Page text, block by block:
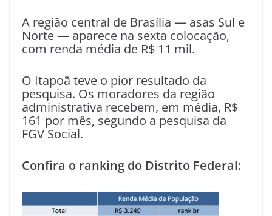
A região central de Brasília — asas Sul e
Norte — aparece na sexta colocação,
com renda média de R$ 11 mil.
O Itapoã teve o pior resultado da
pesquisa. Os moradores da região
administrativa recebem, em média, R$
161 por mês, segundo a pesquisa da
FGV Social.
Confira o ranking do Distrito Federal: